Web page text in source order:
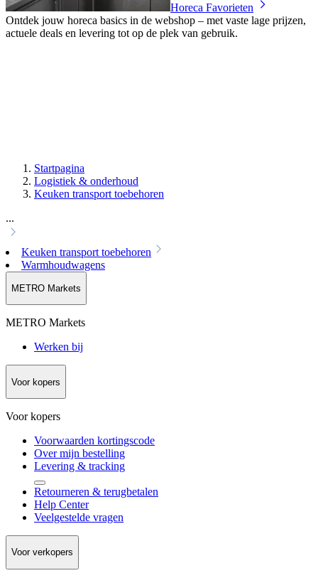
Horeca Favorieten
Ontdek jouw horeca basics in de webshop – met vaste lage prijzen,
actuele deals en levering tot op de plek van gebruik.
Startpagina
Logistiek & onderhoud
Keuken transport toebehoren
...
Keuken transport toebehoren
Warmhoudwagens
METRO Markets
METRO Markets
Werken bij
Voor kopers
Voor kopers
Voorwaarden kortingscode
Over mijn bestelling
Levering & tracking
Retourneren & terugbetalen
Help Center
Veelgestelde vragen
Voor verkopers